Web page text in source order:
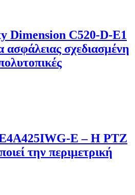
Dimension C520-D-E1
σχεδιασμένη
E – Η PTZ
την περιμετρική